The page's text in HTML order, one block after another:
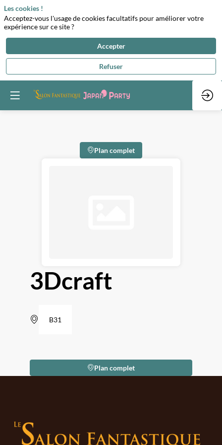
Plan complet
3Dcraft
B31
Plan complet
Les cookies !
Acceptez-vous l'usage de cookies facultatifs pour améliorer votre
expérience sur ce site ?
Accepter
Refuser